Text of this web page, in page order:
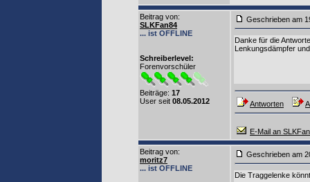
Beitrag von:
SLKFan84
... ist OFFLINE
Schreiberlevel:
Forenvorschüler
Beiträge: 17
User seit 08.05.2012
Geschrieben am
Danke für die
Lenkungsdämpfer
Antworten
E-Mail an
Beitrag von:
moritz7
... ist OFFLINE
Geschrieben am
Die Traggelenke